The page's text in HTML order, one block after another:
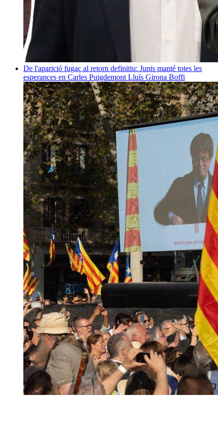
De l'aparició fugaç al retorn definitiu: Junts manté totes les
esperances en Carles Puigdemont Lluís Girona Boffi